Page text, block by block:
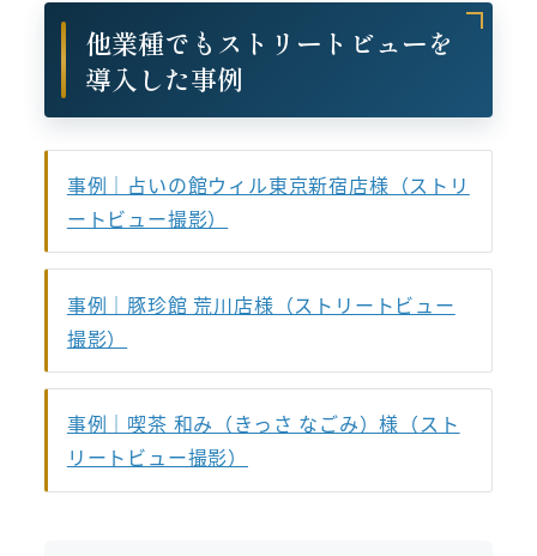
他業種でもストリートビューを
導入した事例
事例｜占いの館ウィル東京新宿店様（ストリ
ートビュー撮影）
事例｜豚珍館 荒川店様（ストリートビュー
撮影）
事例｜喫茶 和み（きっさ なごみ）様（スト
リートビュー撮影）